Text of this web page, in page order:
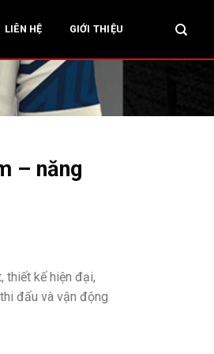
LIÊN HỆ GIỚI THIỆU
– năng
thiết kế hiện đại,
đấu và vận động
số lượng